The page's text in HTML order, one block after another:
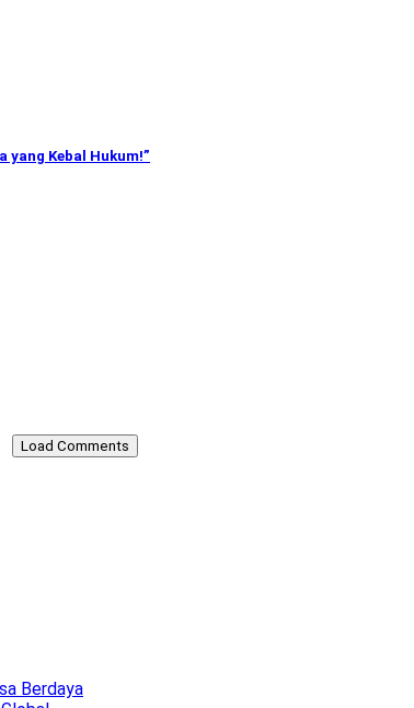
yang Kebal Hukum!”
Load Comments
Berdaya